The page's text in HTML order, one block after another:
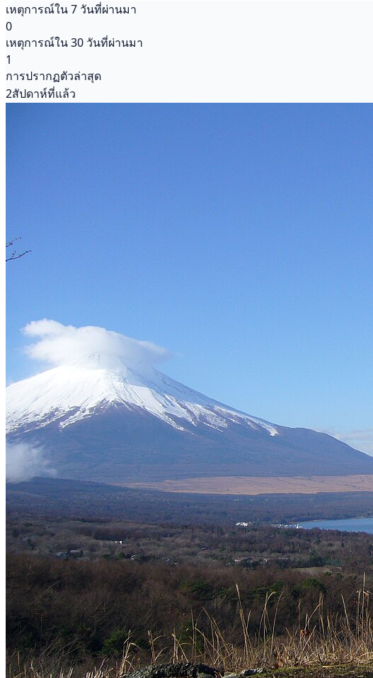
เหตุการณ์ใน 7 วันที่ผ่านมา
0
เหตุการณ์ใน 30 วันที่ผ่านมา
1
การปรากฏตัวล่าสุด
2สัปดาห์ที่แล้ว